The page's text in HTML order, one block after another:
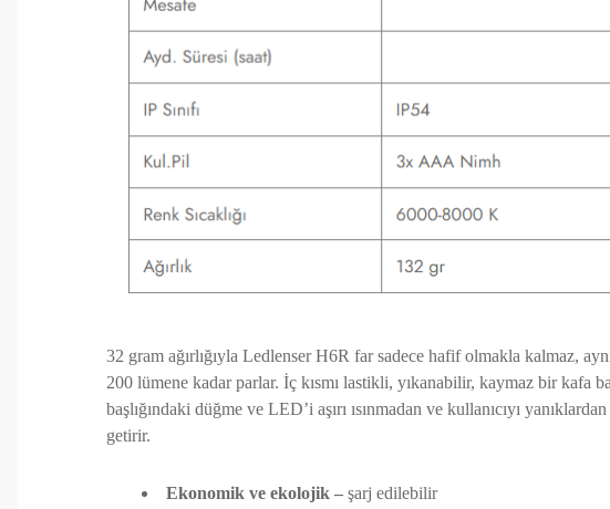
32 gram ağırlığıyla Ledlenser H6R far sadece hafif olmakla kalmaz,
200 lümene kadar parlar. İç kısmı lastikli, yıkanabilir, kaymaz bir kafa
başlığındaki düğme ve LED’i aşırı ısınmadan ve kullanıcıyı
getirir.
Ekonomik ve ekolojik –şarj edilebilir